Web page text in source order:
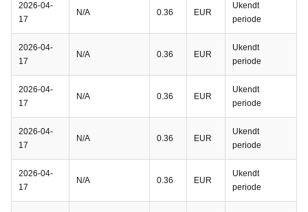
2026-04-
17
N/A 0.36 EUR
Ukendt
periode
2026-04-
17
N/A 0.36 EUR
Ukendt
periode
2026-04-
17
N/A 0.36 EUR
Ukendt
periode
2026-04-
17
N/A 0.36 EUR
Ukendt
periode
2026-04-
17
N/A 0.36 EUR
Ukendt
periode